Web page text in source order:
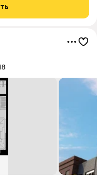
8,4 га и фитнес-центр с